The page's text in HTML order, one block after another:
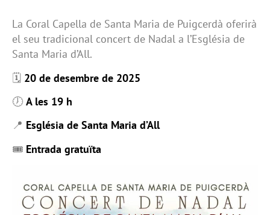
La Coral Capella de Santa Maria de Puigcerdà oferirà
el seu tradicional concert de Nadal a l’Església de
Santa Maria d’All.
🗓 20 de desembre de 2025
🕖A les 19 h
📍 Església de Santa Maria d’All
🎟 Entrada gratuïta